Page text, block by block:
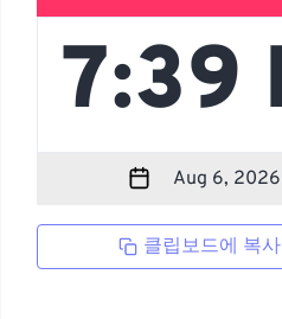
클립보드에 복사